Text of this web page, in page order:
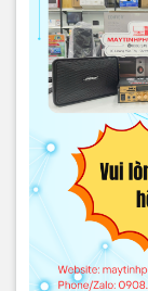
thống
hoạt
- Lắp loa không
- Chọn loa không
- Công suất ampli
- Không chia zone
- Đi dây âm thanh